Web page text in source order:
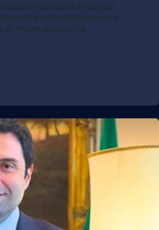
sismico alle politiche sociali,
culturale: l’esecutivo
di misure strategiche